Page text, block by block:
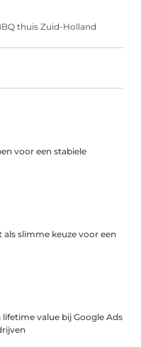
thuis Zuid-Holland
voor een stabiele
als slimme keuze voor een
lifetime value bij Google Ads